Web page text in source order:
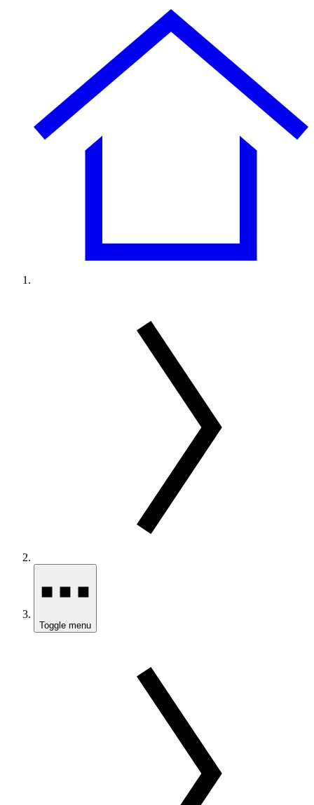
Toggle menu